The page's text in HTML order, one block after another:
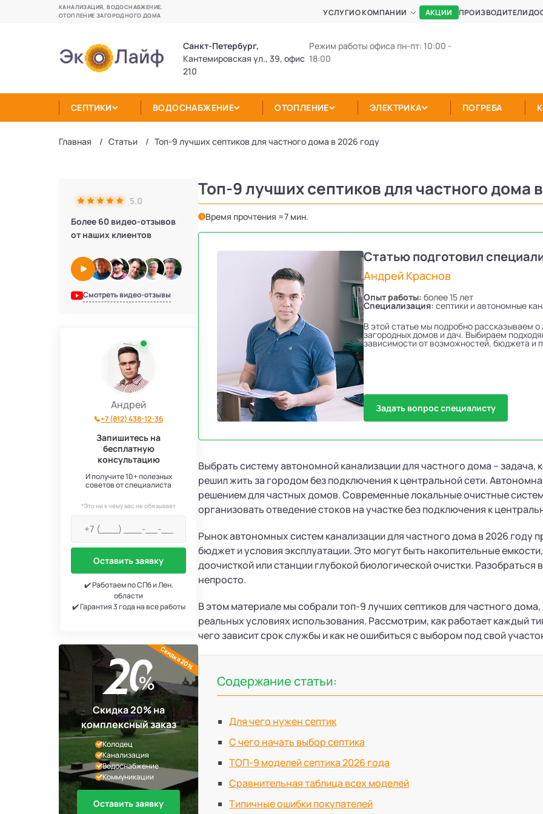
КАНАЛИЗАЦИЯ, ВОДОСНАБЖЕНИЕ,
ОТОПЛЕНИЕ ЗАГОРОДНОГО ДОМА
УСЛУГИО КОМПАНИИ АКЦИИ ПРОИЗВОДИТЕЛИ
Санкт-Петербург,
Кантемировская ул., 39, офис
210
Режим работы офиса пн-пт: 10:00 -
18:00
СЕПТИКИ ВОДОСНАБЖЕНИЕ ОТОПЛЕНИЕ ЭЛЕКТРИКА ПОГРЕБА
Главная Статьи Топ-9 лучших септиков для частного дома в 2026 году
5.0
Более 60 видео-отзывов
от наших клиентов
Смотреть видео-отзывы
Андрей
+7 (812) 438-12-36
Запишитесь на
бесплатную
консультацию
И получите 10+ полезных
советов от специалиста
*Это ни к чему вас не обязывает
Оставить заявку
✔️ Работаем по СПб и Лен.
области
✔️ Гарантия 3 года на все работы
Скидка 20% на
комплексный заказ
Колодец
Канализация
Водоснабжение
Коммуникации
Оставить заявку
Скидка 20%
Топ-9 лучших септиков для частного дома
Время прочтения ≈7 мин.
Статью подготовил
Андрей Краснов
Опыт работы: более 15 лет
Специализация: септики и автономные
В этой статье мы подробно рассказываем
загородных домов и дач. Выбираем
зависимости от возможностей, бюджета и
Задать вопрос специалисту
Выбрать систему автономной канализации для частного дома – задача,
решил жить за городом без подключения к центральной сети.
решением для частных домов. Современные локальные очистные
организовать отведение стоков на участке без подключения к
Рынок автономных систем канализации для частного дома в 2026 году
бюджет и условия эксплуатации. Это могут быть накопительные
доочисткой или станции глубокой биологической очистки. Разобраться
непросто.
В этом материале мы собрали топ-9 лучших септиков для частного
реальных условиях использования. Рассмотрим, как работает каждый
чего зависит срок службы и как не ошибиться с выбором под свой
Содержание статьи:
Для чего нужен септик
С чего начать выбор септика
ТОП-9 моделей септика 2026 года
Сравнительная таблица всех моделей
Типичные ошибки покупателей